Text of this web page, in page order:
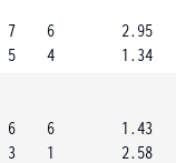
7
5
6
4
2.95
1.34
6
3
6
1
1.43
2.58